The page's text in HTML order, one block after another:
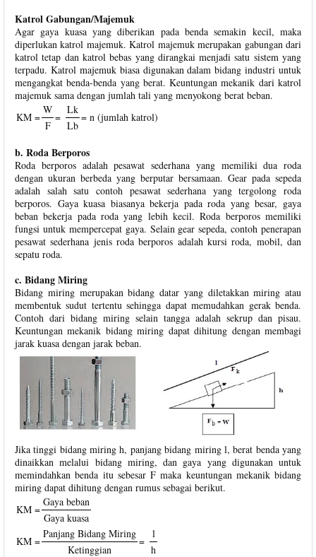
Katrol Gabungan/Majemuk
Agar gaya kuasa yang diberikan pada benda semakin kecil, maka
diperlukan katrol majemuk. Katrol majemuk merupakan gabungan dari
katrol tetap dan katrol bebas yang dirangkai menjadi satu sistem yang
terpadu. Katrol majemuk biasa digunakan dalam bidang industri untuk
mengangkat benda-benda yang berat. Keuntungan mekanik dari katrol
majemuk sama dengan jumlah tali yang menyokong berat beban.
KM =
W
=
Lk
= n (jumlah katrol)
F Lb
b. Roda Berporos
Roda berporos adalah pesawat sederhana yang memiliki dua roda
dengan ukuran berbeda yang berputar bersamaan. Gear pada sepeda
adalah salah satu contoh pesawat sederhana yang tergolong roda
berporos. Gaya kuasa biasanya bekerja pada roda yang besar, gaya
beban bekerja pada roda yang lebih kecil. Roda berporos memiliki
fungsi untuk mempercepat gaya. Selain gear sepeda, contoh penerapan
pesawat sederhana jenis roda berporos adalah kursi roda, mobil, dan
sepatu roda.
c. Bidang Miring
Bidang miring merupakan bidang datar yang diletakkan miring atau
membentuk sudut tertentu sehingga dapat memudahkan gerak benda.
Contoh dari bidang miring selain tangga adalah sekrup dan pisau.
Keuntungan mekanik bidang miring dapat dihitung dengan membagi
jarak kuasa dengan jarak beban.
Jika tinggi bidang miring h, panjang bidang miring l, berat benda yang
dinaikkan melalui bidang miring, dan gaya yang digunakan untuk
memindahkan benda itu sebesar F maka keuntungan mekanik bidang
miring dapat dihitung dengan rumus sebagai berikut.
KM =
Gaya beban
Gaya kuasa
KM =
Panjang Bidang Miring
=
l
Ketinggian
h